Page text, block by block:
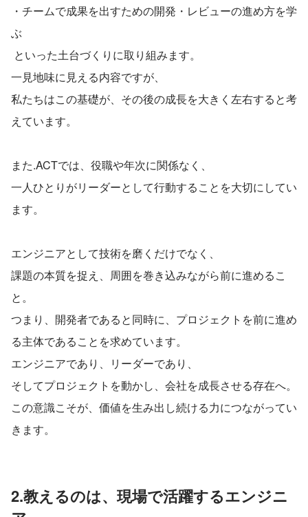
・チームで成果を出すための開発・レビューの進め方を学
ぶ
といった土台づくりに取り組みます。
一見地味に見える内容ですが、
私たちはこの基礎が、その後の成長を大きく左右すると考
えています。
また.ACTでは、役職や年次に関係なく、
一人ひとりがリーダーとして行動することを大切にしてい
ます。
エンジニアとして技術を磨くだけでなく、
課題の本質を捉え、周囲を巻き込みながら前に進めるこ
と。
つまり、開発者であると同時に、プロジェクトを前に進め
る主体であることを求めています。
エンジニアであり、リーダーであり、
そしてプロジェクトを動かし、会社を成長させる存在へ。
この意識こそが、価値を生み出し続ける力につながってい
きます。
2.教えるのは、現場で活躍するエンジニ